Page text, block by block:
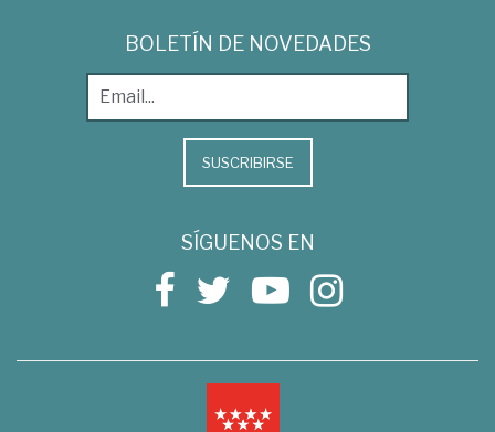
BOLETÍN DE NOVEDADES
SUSCRIBIRSE
SÍGUENOS EN